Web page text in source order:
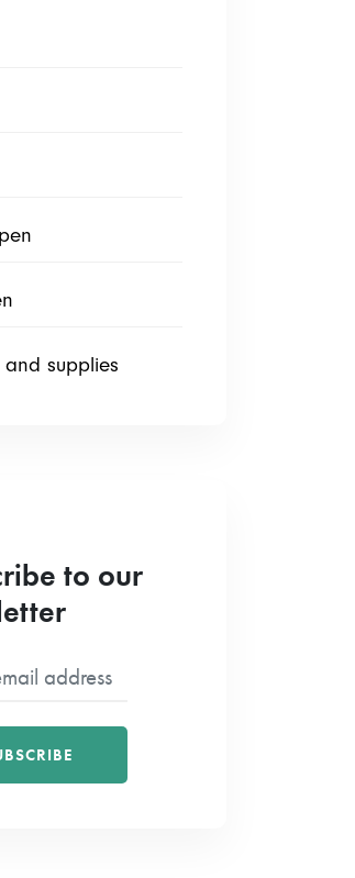
and supplies
to our